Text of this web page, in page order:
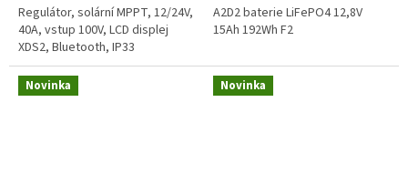
Regulátor, solární MPPT, 12/24V,
40A, vstup 100V, LCD displej
XDS2, Bluetooth, IP33
A2D2 baterie LiFePO4 12,8V
15Ah 192Wh F2
Novinka Novinka